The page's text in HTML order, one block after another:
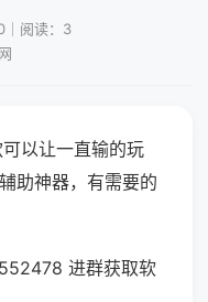
阅读：3
以让一直输的玩
助神器，有需要的
进群获取软